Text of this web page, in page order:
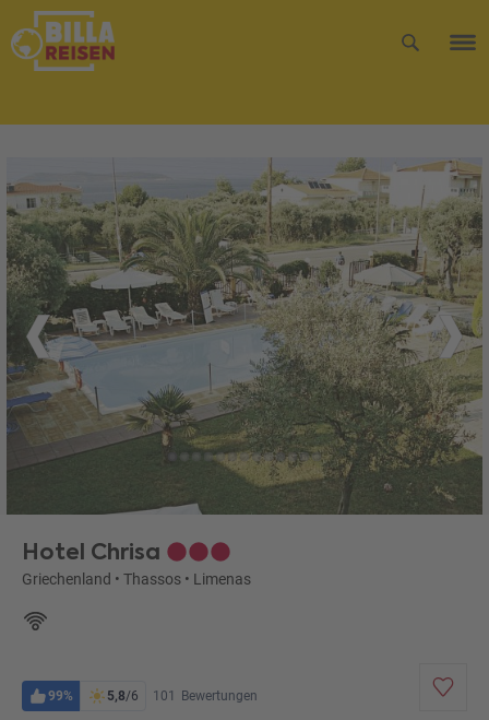
Hotel Chrisa
Griechenland • Thassos • Limenas
99% 5,8/6 101 Bewertungen